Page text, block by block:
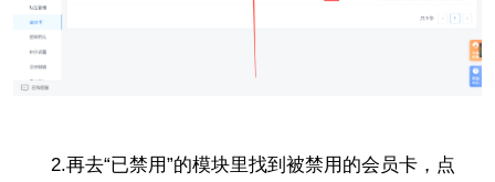
2.再去“已禁用”的模块里找到被禁用的会员卡，点